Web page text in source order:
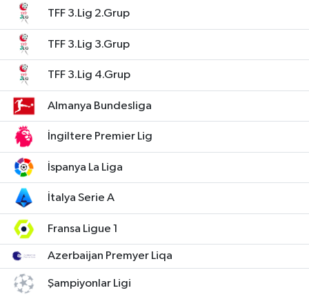
TFF 3.Lig 2.Grup
TFF 3.Lig 3.Grup
TFF 3.Lig 4.Grup
Almanya Bundesliga
İngiltere Premier Lig
İspanya La Liga
İtalya Serie A
Fransa Ligue 1
Azerbaijan Premyer Liqa
Şampiyonlar Ligi